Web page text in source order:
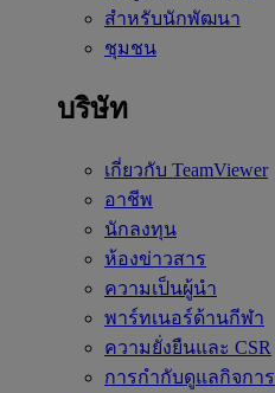
สำหรับนักพัฒนา
ชุมชน
บริษัท
เกี่ยวกับ TeamViewer
อาชีพ
นักลงทุน
ห้องข่าวสาร
ความเป็นผู้นำ
พาร์ทเนอร์ด้านกีฬา
ความยั่งยืนและ CSR
การกำกับดูแลกิจการ